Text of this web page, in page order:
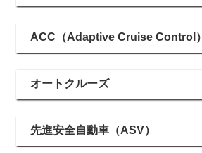
ACC（Adaptive Cruise Control）
オートクルーズ
先進安全自動車（ASV）